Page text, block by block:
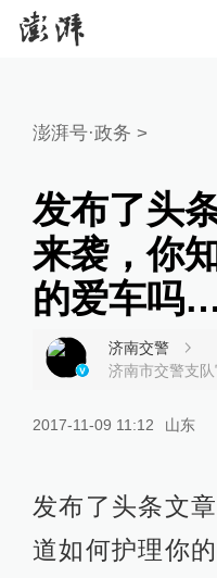
澎湃号·政务 >
发布了头
来袭，你
的爱车吗
济南交警
济南市交警支
2017-11-09 11:12 山东
发布了头条文
道如何护理你